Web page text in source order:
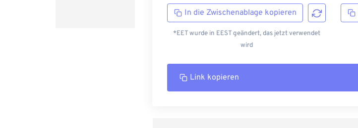
In die Zwischenablage kopieren
*EET wurde in EEST geändert, das jetzt verwendet
wird
Link kopieren